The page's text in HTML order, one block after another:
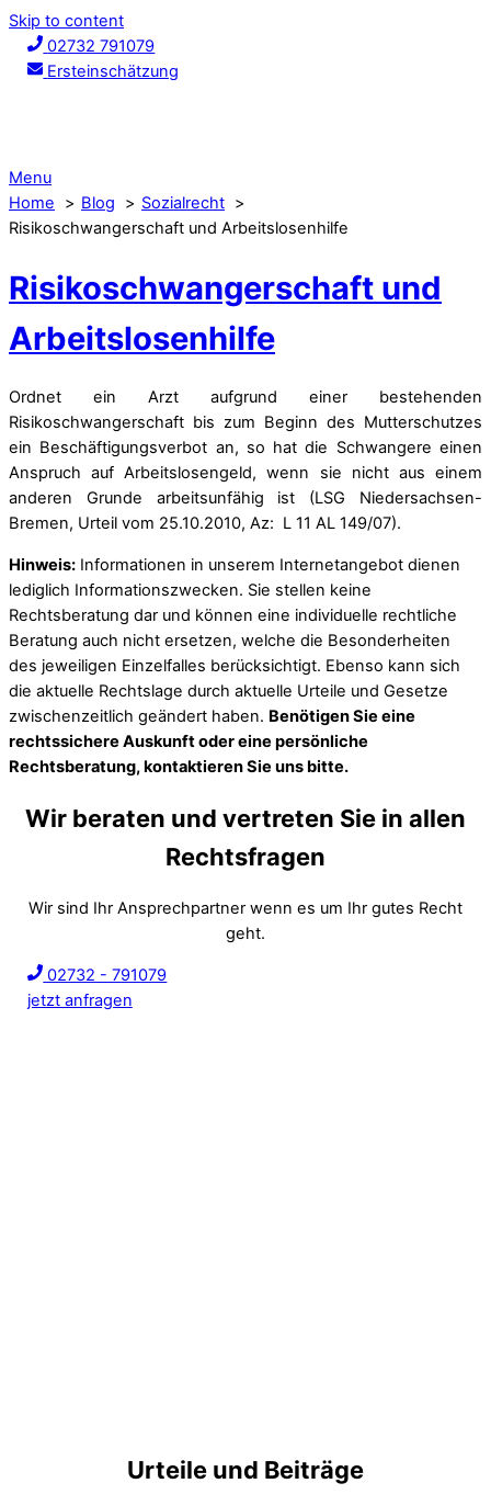
Skip to content
02732 791079
Ersteinschätzung
Menu
Home
Blog
Sozialrecht
Risikoschwangerschaft und Arbeitslosenhilfe
Risikoschwangerschaft und
Arbeitslosenhilfe
Ordnet ein Arzt aufgrund einer bestehenden
Risikoschwangerschaft bis zum Beginn des Mutterschutzes
ein Beschäftigungsverbot an, so hat die Schwangere einen
Anspruch auf Arbeitslosengeld, wenn sie nicht aus einem
anderen Grunde arbeitsunfähig ist (LSG Niedersachsen-
Bremen, Urteil vom 25.10.2010, Az: L 11 AL 149/07).
Hinweis: Informationen in unserem Internetangebot dienen
lediglich Informationszwecken. Sie stellen keine
Rechtsberatung dar und können eine individuelle rechtliche
Beratung auch nicht ersetzen, welche die Besonderheiten
des jeweiligen Einzelfalles berücksichtigt. Ebenso kann sich
die aktuelle Rechtslage durch aktuelle Urteile und Gesetze
zwischenzeitlich geändert haben. Benötigen Sie eine
rechtssichere Auskunft oder eine persönliche
Rechtsberatung, kontaktieren Sie uns bitte.
Wir beraten und vertreten Sie in allen
Rechtsfragen
Wir sind Ihr Ansprechpartner wenn es um Ihr gutes Recht
geht.
02732 - 791079
jetzt anfragen
Urteile und Beiträge